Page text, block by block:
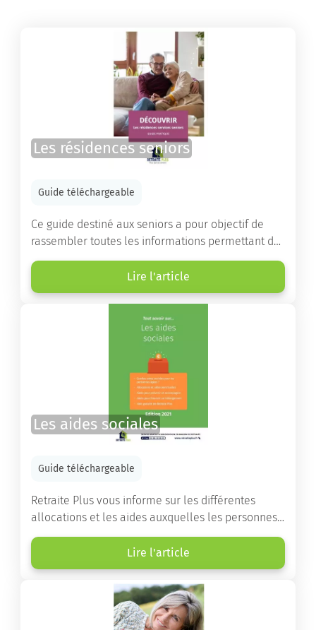
Les résidences seniors
Guide téléchargeable
Ce guide destiné aux seniors a pour objectif de
rassembler toutes les informations permettant de
choisir la résidence services seniors adaptée.
Lire l'article
Les aides sociales
Guide téléchargeable
Retraite Plus vous informe sur les différentes
allocations et les aides auxquelles les personnes
âgées ont droit pour financer un séjour en maison
de retraite ou un maintien à domicile.
Lire l'article